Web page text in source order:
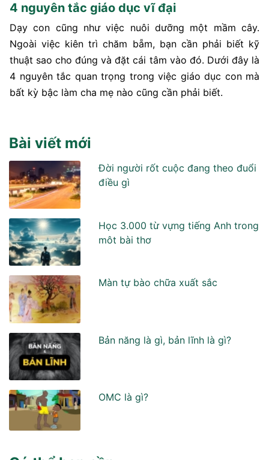
4 nguyên tắc giáo dục vĩ đại
Dạy con cũng như việc nuôi dưỡng một mầm cây.
Ngoài việc kiên trì chăm bẵm, bạn cần phải biết kỹ
thuật sao cho đúng và đặt cái tâm vào đó. Dưới đây là
4 nguyên tắc quan trọng trong việc giáo dục con mà
bất kỳ bậc làm cha mẹ nào cũng cần phải biết.
Bài viết mới
Đời người rốt cuộc đang theo đuổi
điều gì
Học 3.000 từ vựng tiếng Anh trong
môt bài thơ
Màn tự bào chữa xuất sắc
Bản năng là gì, bản lĩnh là gì?
OMC là gì?